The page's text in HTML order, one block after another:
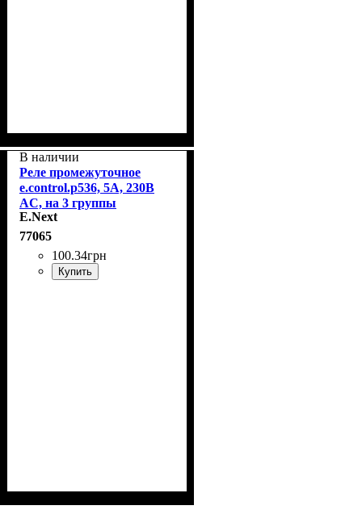
В наличии
Реле промежуточное
e.control.p536, 5А, 230В
AC, на 3 группы
контактов E.Next
i.my3.230ac
E.Next
77065
100.34грн
Купить